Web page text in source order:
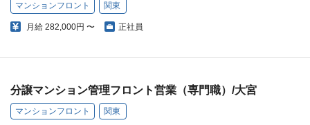
マンションフロント 関東
月給 282,000円 〜 正社員
分譲マンション管理フロント営業（専門職）/大宮
マンションフロント 関東